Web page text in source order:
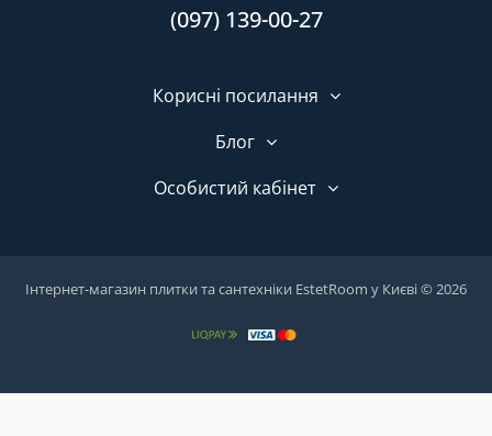
(097) 139-00-27
Корисні посилання
Блог
Особистий кабінет
Інтернет-магазин плитки та сантехніки EstetRoom у Києві © 2026